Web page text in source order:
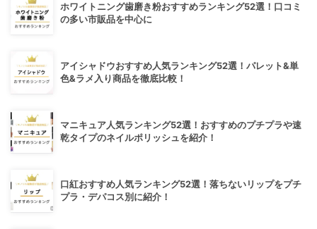
ホワイトニング歯磨き粉おすすめランキング52選！口コミ
の多い市販品を中心に
アイシャドウおすすめ人気ランキング52選！パレット&単
色&ラメ入り商品を徹底比較！
マニキュア人気ランキング52選！おすすめのプチプラや速
乾タイプのネイルポリッシュを紹介！
口紅おすすめ人気ランキング52選！落ちないリップをプチ
プラ・デパコス別に紹介！